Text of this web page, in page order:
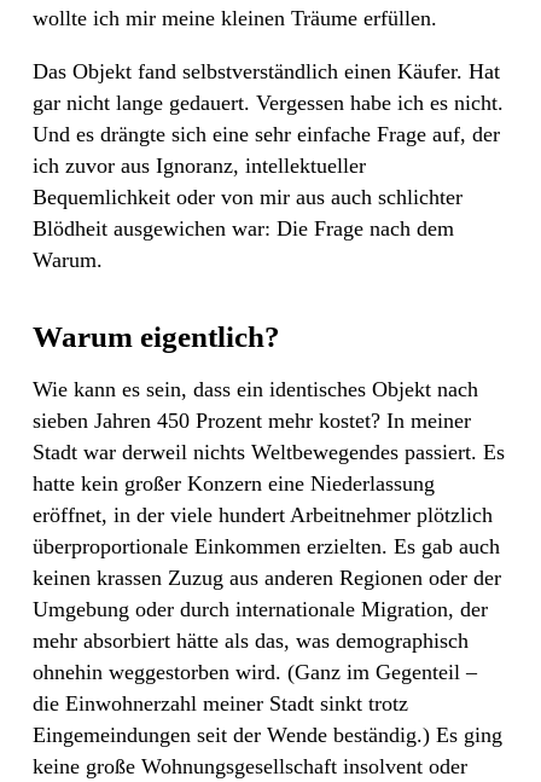
wollte ich mir meine kleinen Träume erfüllen.
Das Objekt fand selbstverständlich einen Käufer. Hat
gar nicht lange gedauert. Vergessen habe ich es nicht.
Und es drängte sich eine sehr einfache Frage auf, der
ich zuvor aus Ignoranz, intellektueller
Bequemlichkeit oder von mir aus auch schlichter
Blödheit ausgewichen war: Die Frage nach dem
Warum.
Warum eigentlich?
Wie kann es sein, dass ein identisches Objekt nach
sieben Jahren 450 Prozent mehr kostet? In meiner
Stadt war derweil nichts Weltbewegendes passiert. Es
hatte kein großer Konzern eine Niederlassung
eröffnet, in der viele hundert Arbeitnehmer plötzlich
überproportionale Einkommen erzielten. Es gab auch
keinen krassen Zuzug aus anderen Regionen oder der
Umgebung oder durch internationale Migration, der
mehr absorbiert hätte als das, was demographisch
ohnehin weggestorben wird. (Ganz im Gegenteil –
die Einwohnerzahl meiner Stadt sinkt trotz
Eingemeindungen seit der Wende beständig.) Es ging
keine große Wohnungsgesellschaft insolvent oder